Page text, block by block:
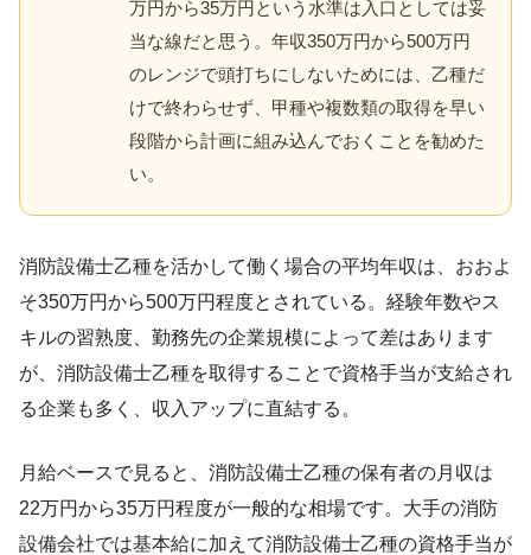
万円から35万円という水準は入口としては妥
当な線だと思う。年収350万円から500万円
のレンジで頭打ちにしないためには、乙種だ
けで終わらせず、甲種や複数類の取得を早い
段階から計画に組み込んでおくことを勧めた
い。
消防設備士乙種を活かして働く場合の平均年収は、おおよ
そ350万円から500万円程度とされている。経験年数やス
キルの習熟度、勤務先の企業規模によって差はあります
が、消防設備士乙種を取得することで資格手当が支給され
る企業も多く、収入アップに直結する。
月給ベースで見ると、消防設備士乙種の保有者の月収は
22万円から35万円程度が一般的な相場です。大手の消防
設備会社では基本給に加えて消防設備士乙種の資格手当が